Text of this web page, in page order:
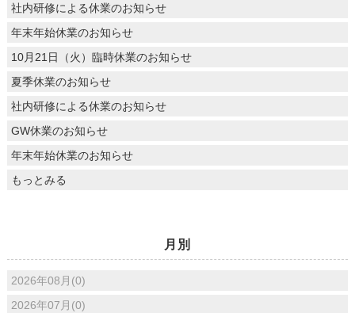
社内研修による休業のお知らせ
年末年始休業のお知らせ
10月21日（火）臨時休業のお知らせ
夏季休業のお知らせ
社内研修による休業のお知らせ
GW休業のお知らせ
年末年始休業のお知らせ
もっとみる
月別
2026年08月(0)
2026年07月(0)